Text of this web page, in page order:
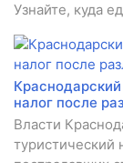
Узнайте, куда
налог после
Власти
туристический